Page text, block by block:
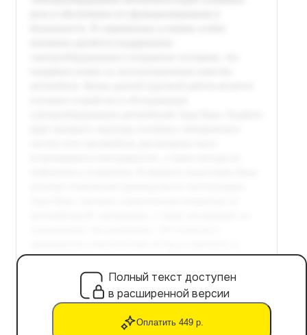
Полный текст доступен
в расширенной версии
Оплатить 449 р.